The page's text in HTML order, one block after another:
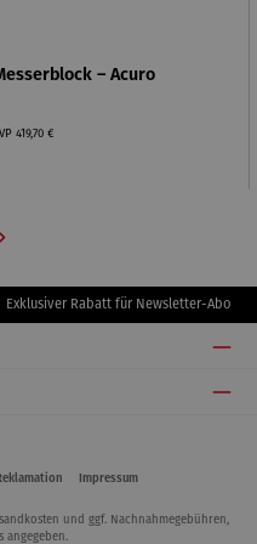
– Acuro
Regulärer Preis:
419,70 €
Exklusiver Rabatt für Newsletter-Abo
Impressum
und ggf. Nachnahmegebühren,
angegeben.